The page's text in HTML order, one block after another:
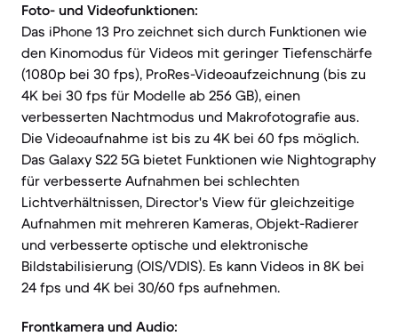
Foto- und Videofunktionen:
Das iPhone 13 Pro zeichnet sich durch Funktionen wie
den Kinomodus für Videos mit geringer Tiefenschärfe
(1080p bei 30 fps), ProRes-Videoaufzeichnung (bis zu
4K bei 30 fps für Modelle ab 256 GB), einen
verbesserten Nachtmodus und Makrofotografie aus.
Die Videoaufnahme ist bis zu 4K bei 60 fps möglich.
Das Galaxy S22 5G bietet Funktionen wie Nightography
für verbesserte Aufnahmen bei schlechten
Lichtverhältnissen, Director's View für gleichzeitige
Aufnahmen mit mehreren Kameras, Objekt-Radierer
und verbesserte optische und elektronische
Bildstabilisierung (OIS/VDIS). Es kann Videos in 8K bei
24 fps und 4K bei 30/60 fps aufnehmen.
Frontkamera und Audio: